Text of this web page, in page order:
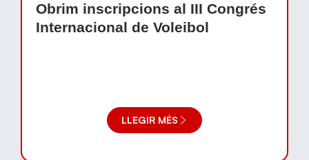
Obrim inscripcions al III Congrés
Internacional de Voleibol
LLEGIR MÉS